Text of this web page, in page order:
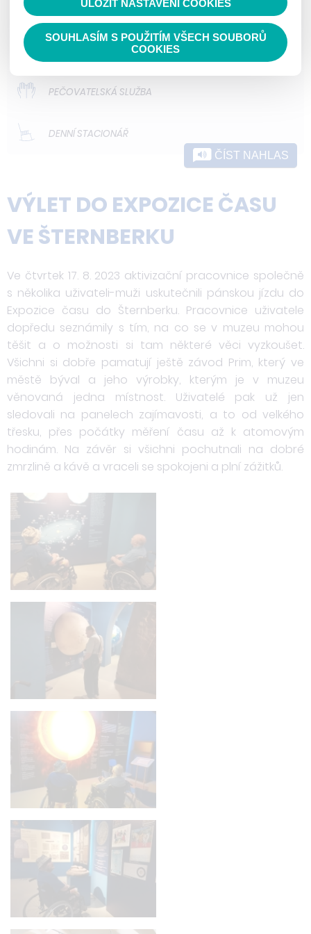
ODLEHČOVACÍ SLUŽBY
DOMOVY PRO OSOBY SE ZDRAVOTNÍM
PEČOVATELSKÁ SLUŽBA
DENNÍ STACIONÁŘ
ČÍST NAHLAS
VÝLET DO EXPOZICE ČASU
VE ŠTERNBERKU
Ve čtvrtek 17. 8. 2023 aktivizační pracovnice společně
s několika uživateli-muži uskutečnili pánskou jízdu do
Expozice času do Šternberku. Pracovnice uživatele
dopředu seznámily s tím, na co se v muzeu mohou
těšit a o možnosti si tam některé věci vyzkoušet.
Všichni si dobře pamatují ještě závod Prim, který ve
městě býval a jeho výrobky, kterým je v muzeu
věnovaná jedna místnost. Uživatelé pak už jen
sledovali na panelech zajímavosti, a to od velkého
třesku, přes počátky měření času až k atomovým
hodinám. Na závěr si všichni pochutnali na dobré
zmrzlině a kávě a vraceli se spokojeni a plní zážitků.
ULOŽIT NASTAVENÍ COOKIES
SOUHLASÍM S POUŽITÍM VŠECH SOUBORŮ
COOKIES